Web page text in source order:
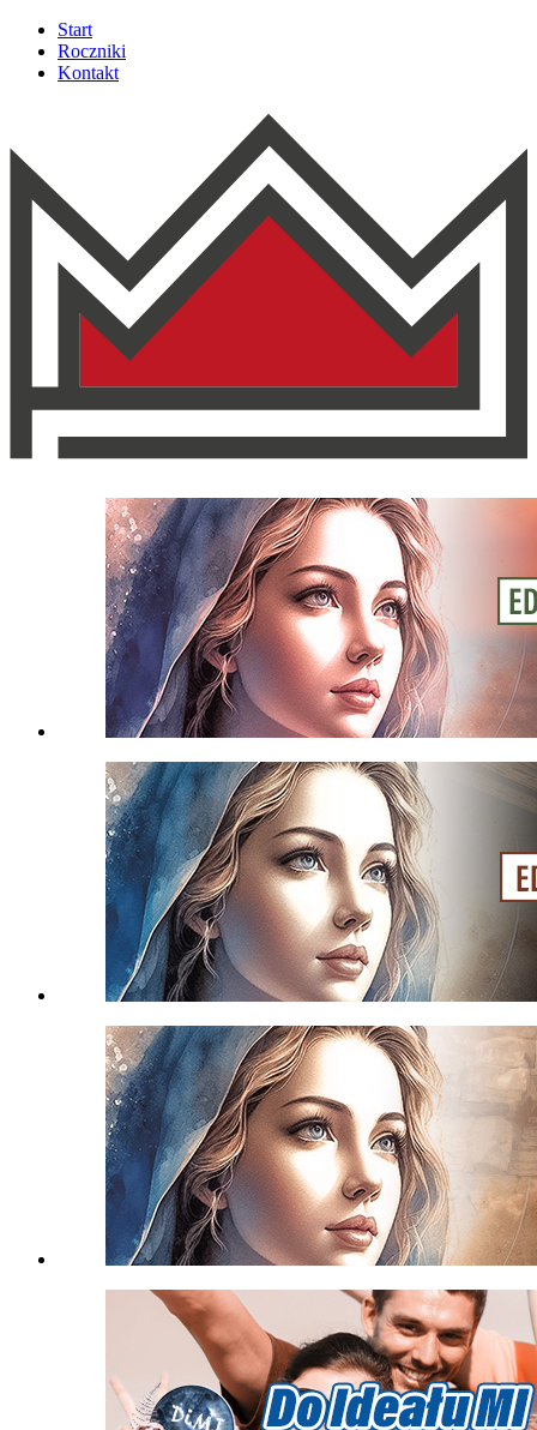
Start
Roczniki
Kontakt